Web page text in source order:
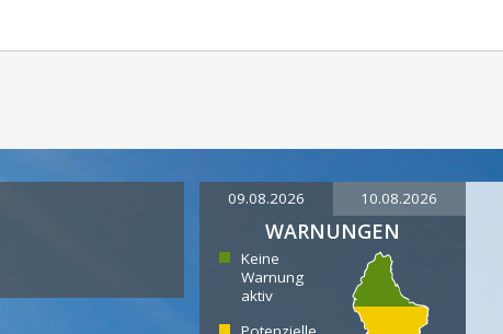
09.08.2026 10.08.2026
WARNUNGEN
Keine
Warnung
aktiv